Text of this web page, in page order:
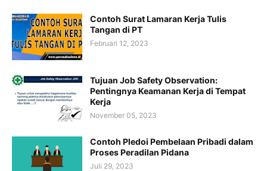
Contoh Surat Lamaran Kerja Tulis
Tangan di PT
Februari 12, 2023
Tujuan Job Safety Observation:
Pentingnya Keamanan Kerja di Tempat
Kerja
November 05, 2023
Contoh Pledoi Pembelaan Pribadi dalam
Proses Peradilan Pidana
Juli 29, 2023